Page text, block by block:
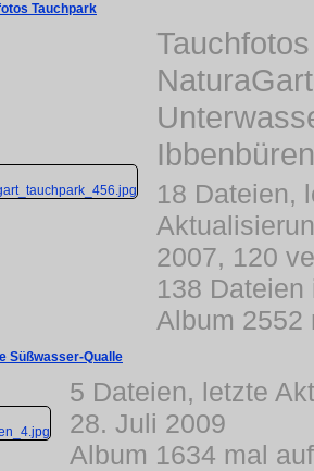
Tauchpark
NaturaGart
18 Dateien,
2007, 120
138
Album 2552
Süßwasser-Qualle
5 Dateien, letzte
28. Juli 2009
Album 1634 mal